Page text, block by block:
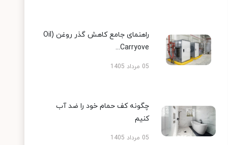
راهنمای جامع کاهش گذر روغن (Oil
Carryove...
05 مرداد 1405
چگونه کف حمام خود را ضد آب
کنیم
05 مرداد 1405